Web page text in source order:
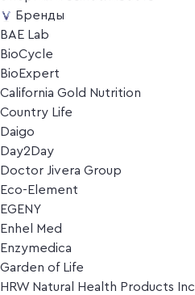
Бренды
BAE Lab
BioCycle
BioExpert
California Gold Nutrition
Country Life
Daigo
Day2Day
Doctor Jivera Group
Eco-Element
EGENY
Enhel Med
Enzymedica
Garden of Life
HRW Natural Health Products Inc